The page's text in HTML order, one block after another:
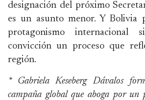
designación del próximo
es un asunto menor. Y Bolivia
protagonismo internacional
convicción un proceso que
región.
* Gabriela Keseberg Dávalos
campaña global que aboga por un